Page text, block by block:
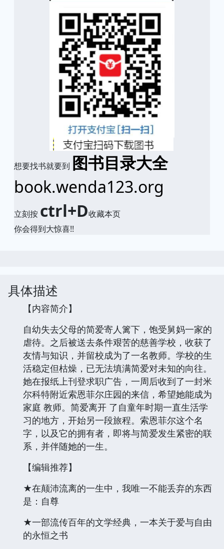
想要找书就要到 图书目录大全
book.wenda123.org
立刻按 ctrl+D收藏本页
你会得到大惊喜!!
具体描述
【内容简介】
自幼失去父母的简爱寄人篱下，饱受舅妈一家的
虐待。之后被送去条件艰苦的慈善学校，收获了
友情与知识，并留校成为了一名教师。学校的生
活稳定但枯燥，已无法填满简爱对未知的向往。
她在报纸上刊登求职广告，一周后收到了一封米
尔科特附近索恩菲尔庄园的来信，希望她能成为
家庭 教师。简爱离开 了自童年时期一直生活学
习的地方，开始另一段旅程。索恩菲尔这个名
字，以及它的拥有者，即将与简爱发生紧密的联
系，并伴随她的一生。
【编辑推荐】
★在颠沛流离的一生中，我唯一不能丢弃的东西
是：自尊
★一部流传百年的文学经典，一本关于爱与自由
的永恒之书